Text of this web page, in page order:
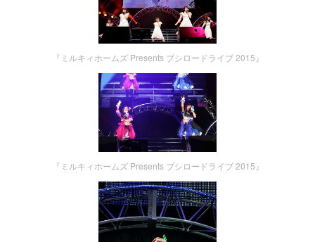
『ミルキィホームズ Presents ブシロードライブ 2015』
『ミルキィホームズ Presents ブシロードライブ 2015』